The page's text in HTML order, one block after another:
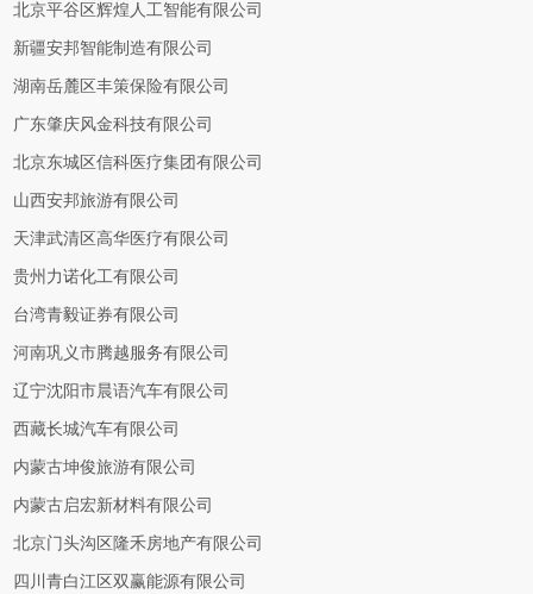
北京平谷区辉煌人工智能有限公司
新疆安邦智能制造有限公司
湖南岳麓区丰策保险有限公司
广东肇庆风金科技有限公司
北京东城区信科医疗集团有限公司
山西安邦旅游有限公司
天津武清区高华医疗有限公司
贵州力诺化工有限公司
台湾青毅证券有限公司
河南巩义市腾越服务有限公司
辽宁沈阳市晨语汽车有限公司
西藏长城汽车有限公司
内蒙古坤俊旅游有限公司
内蒙古启宏新材料有限公司
北京门头沟区隆禾房地产有限公司
四川青白江区双赢能源有限公司